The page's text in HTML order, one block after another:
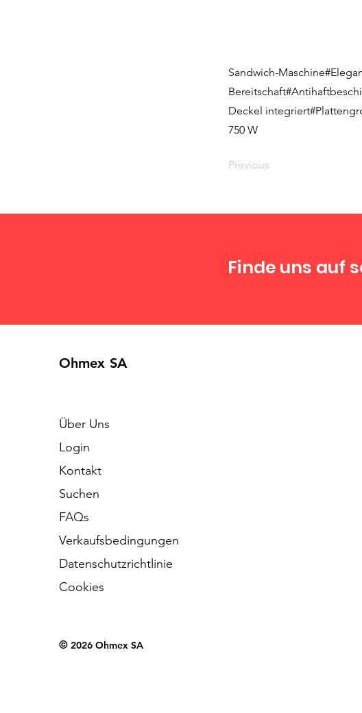
Sandwich-
Deckel
750 W
Previous
Finde uns auf
Ohmex SA
Über Uns
Login
Kontakt
Suchen
FAQs
Verkaufsbedingungen
Datenschutzrichtlinie
Cookies
© 2026 Ohmex SA